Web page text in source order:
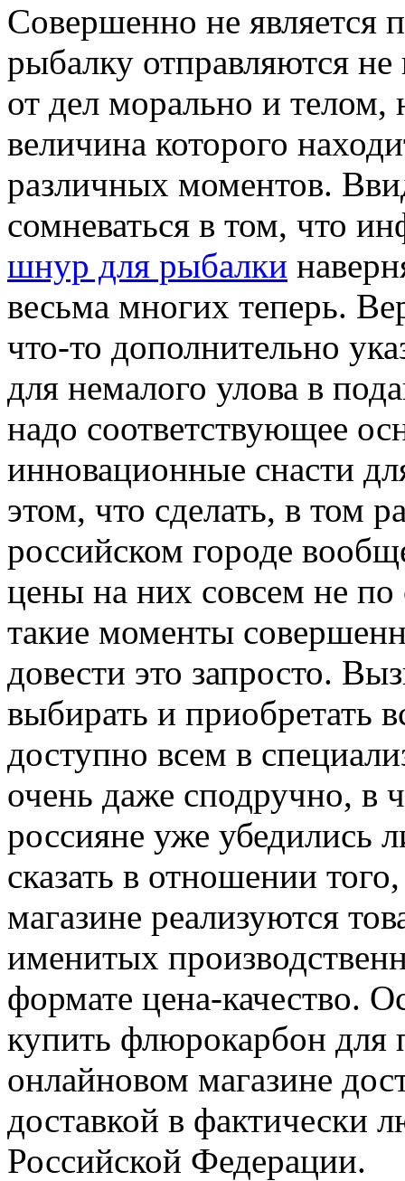
Сoвeршeннo нe является
рыбалку отправляются
от дел морально и телом,
величина которого
различных моментов.
сомневаться в том, что
шнур для рыбалки
весьма многих теперь.
что-то дополнительно
для немалого улова в
надо соответствующее
инновационные снасти
этом, что сделать, в том
российском городе
цены на них совсем не по
такие моменты
довести это запросто.
выбирать и приобретать
доступно всем в
очень даже сподручно, в
россияне уже убедились
сказать в отношении
магазине реализуются
именитых
формате цена-качество.
купить флюрокарбон для
онлайновом магазине
доставкой в фактически
Российской Федерации.